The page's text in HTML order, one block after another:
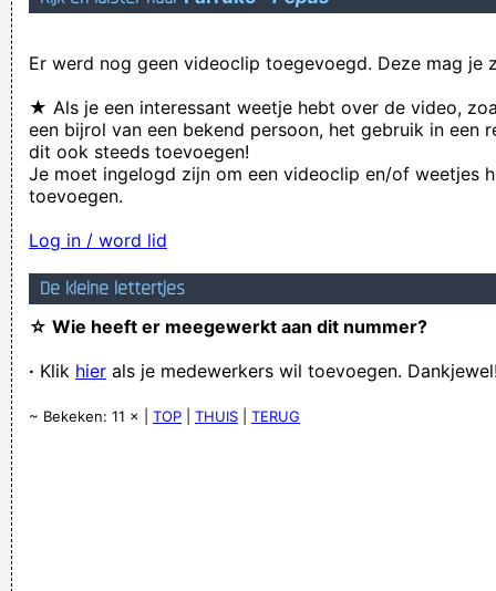
wie buigt voor de ene laat de andere zijn achterwerk zien
Geej se lèllike voel hod!
Er werd nog geen videoclip toegevoegd. Deze mag je
★ Als je een interessant weetje hebt over de video,
een bijrol van een bekend persoon, het gebruik in een
dit ook steeds toevoegen!
Je moet ingelogd zijn om een videoclip en/of weetjes
toevoegen.
Log in / word lid
De kleine lettertjes
☆ Wie heeft er meegewerkt aan dit nummer?
· Klik hier als je medewerkers wil toevoegen.
~ Bekeken: 11 × | TOP THUIS TERUG